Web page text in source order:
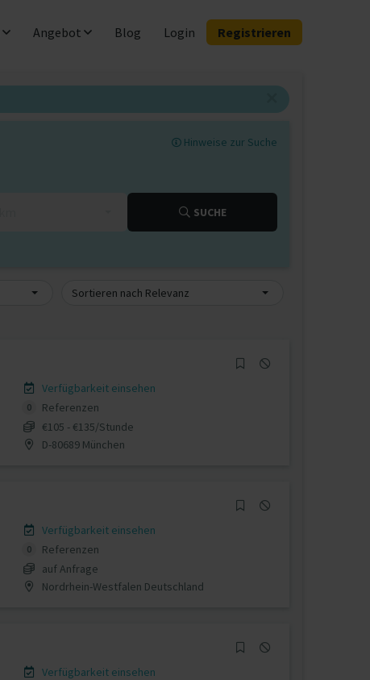
Angebot Blog Login Registrieren
Hinweise zur Suche
SUCHE
Sortieren nach Relevanz
Verfügbarkeit einsehen
0
Referenzen
€105 - €135/Stunde
D-80689 München
Verfügbarkeit einsehen
0
Referenzen
auf Anfrage
Nordrhein-Westfalen Deutschland
Verfügbarkeit einsehen